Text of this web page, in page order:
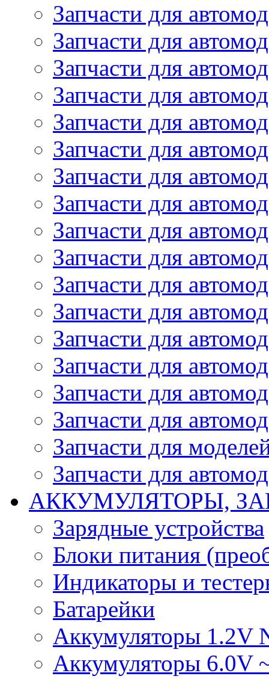
Запчасти для
Запчасти для
Запчасти для
Запчасти для
Запчасти для
Запчасти для
Запчасти для
Запчасти для
Запчасти для
Запчасти для
Запчасти для
Запчасти для
Запчасти для
Запчасти для
Запчасти для
Запчасти для
Запчасти для
Запчасти для
АККУМУЛЯТОРЫ,
Зарядные устройства
Блоки питания
Индикаторы и
Батарейки
Аккумуляторы 1.2V
Аккумуляторы 6.0V